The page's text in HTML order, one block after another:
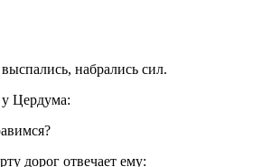
набрались сил.
Цердума:
дорог отвечает ему: